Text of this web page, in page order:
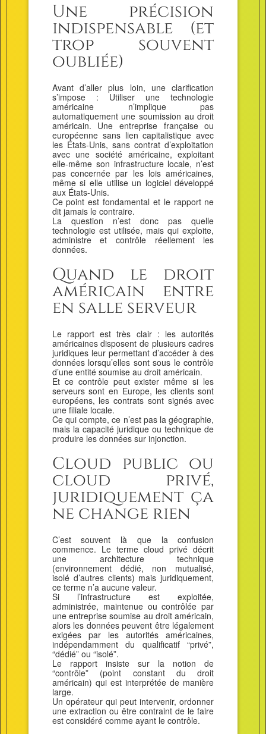
Une précision
indispensable (et
trop souvent
oubliée)
Avant d’aller plus loin, une clarification
s’impose : Utiliser une technologie
américaine n’implique pas
automatiquement une soumission au droit
américain. Une entreprise française ou
européenne sans lien capitalistique avec
les États-Unis, sans contrat d’exploitation
avec une société américaine, exploitant
elle-même son infrastructure locale, n’est
pas concernée par les lois américaines,
même si elle utilise un logiciel développé
aux États-Unis.
Ce point est fondamental et le rapport ne
dit jamais le contraire.
La question n’est donc pas quelle
technologie est utilisée, mais qui exploite,
administre et contrôle réellement les
données.
Quand le droit
américain entre
en salle serveur
Le rapport est très clair : les autorités
américaines disposent de plusieurs cadres
juridiques leur permettant d’accéder à des
données lorsqu’elles sont sous le contrôle
d’une entité soumise au droit américain.
Et ce contrôle peut exister même si les
serveurs sont en Europe, les clients sont
européens, les contrats sont signés avec
une filiale locale.
Ce qui compte, ce n’est pas la géographie,
mais la capacité juridique ou technique de
produire les données sur injonction.
Cloud public ou
cloud privé,
juridiquement ça
ne change rien
C’est souvent là que la confusion
commence. Le terme cloud privé décrit
une architecture technique
(environnement dédié, non mutualisé,
isolé d’autres clients) mais juridiquement,
ce terme n’a aucune valeur.
Si l’infrastructure est exploitée,
administrée, maintenue ou contrôlée par
une entreprise soumise au droit américain,
alors les données peuvent être légalement
exigées par les autorités américaines,
indépendamment du qualificatif “privé”,
“dédié” ou “isolé”.
Le rapport insiste sur la notion de
“contrôle” (point constant du droit
américain) qui est interprétée de manière
large.
Un opérateur qui peut intervenir, ordonner
une extraction ou être contraint de le faire
est considéré comme ayant le contrôle.